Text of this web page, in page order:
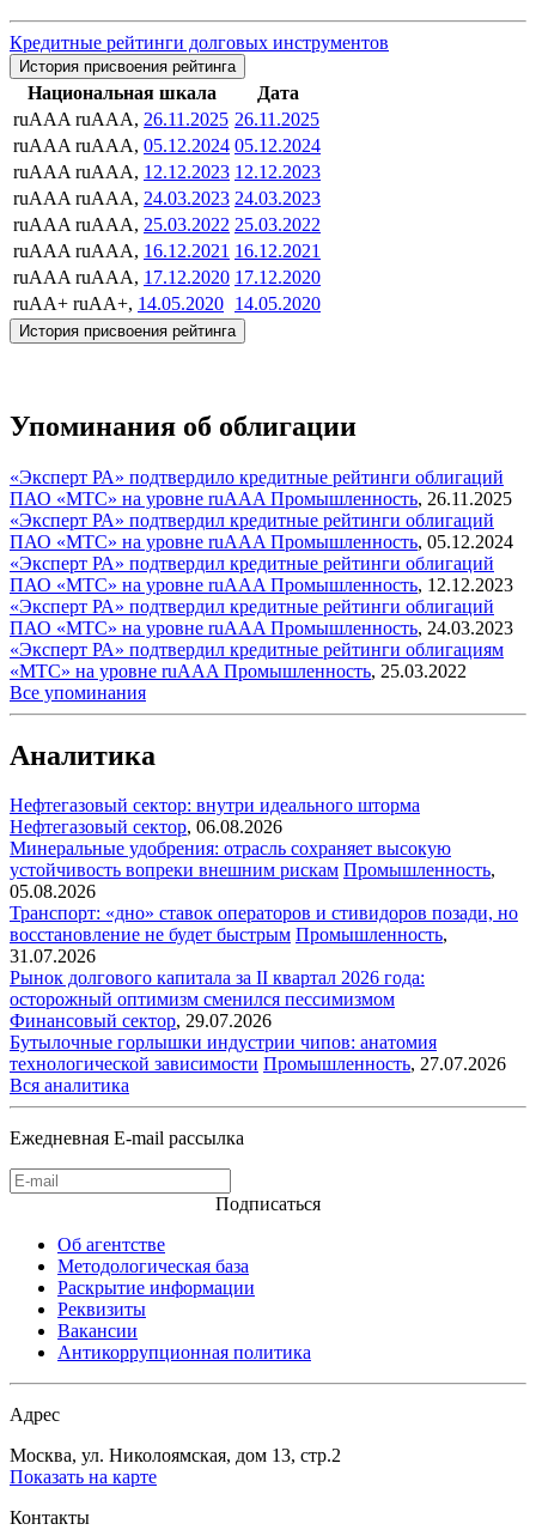
Кредитные рейтинги долговых инструментов
История присвоения рейтинга
Национальная шкала
Дата
ruAAA ruAAA, 26.11.2025 26.11.2025
ruAAA ruAAA, 05.12.2024 05.12.2024
ruAAA ruAAA, 12.12.2023 12.12.2023
ruAAA ruAAA, 24.03.2023 24.03.2023
ruAAA ruAAA, 25.03.2022 25.03.2022
ruAAA ruAAA, 16.12.2021 16.12.2021
ruAAA ruAAA, 17.12.2020 17.12.2020
ruAA+ ruAA+, 14.05.2020 14.05.2020
История присвоения рейтинга
Упоминания об облигации
«Эксперт РА» подтвердило кредитные рейтинги облигаций
ПАО «МТС» на уровне ruAAA Промышленность, 26.11.2025
«Эксперт РА» подтвердил кредитные рейтинги облигаций
ПАО «МТС» на уровне ruAAA Промышленность, 05.12.2024
«Эксперт РА» подтвердил кредитные рейтинги облигаций
ПАО «МТС» на уровне ruAAA Промышленность, 12.12.2023
«Эксперт РА» подтвердил кредитные рейтинги облигаций
ПАО «МТС» на уровне ruAAA Промышленность, 24.03.2023
«Эксперт РА» подтвердил кредитные рейтинги облигациям
«МТС» на уровне ruAAA Промышленность, 25.03.2022
Все упоминания
Аналитика
Нефтегазовый сектор: внутри идеального шторма
Нефтегазовый сектор, 06.08.2026
Минеральные удобрения: отрасль сохраняет высокую
устойчивость вопреки внешним рискам Промышленность,
05.08.2026
Транспорт: «дно» ставок операторов и стивидоров позади, но
восстановление не будет быстрым Промышленность,
31.07.2026
Рынок долгового капитала за II квартал 2026 года:
осторожный оптимизм сменился пессимизмом
Финансовый сектор, 29.07.2026
Бутылочные горлышки индустрии чипов: анатомия
технологической зависимости Промышленность, 27.07.2026
Вся аналитика
Ежедневная E-mail рассылка
Подписаться
Об агентстве
Методологическая база
Раскрытие информации
Реквизиты
Вакансии
Антикоррупционная политика
Адрес
Москва, ул. Николоямская, дом 13, стр.2
Показать на карте
Контакты